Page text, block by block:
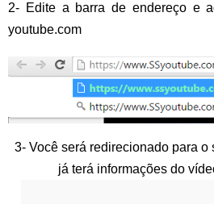
2- Edite a barra de endereço e
youtube.com
3- Você será redirecionado para o
já terá informações do